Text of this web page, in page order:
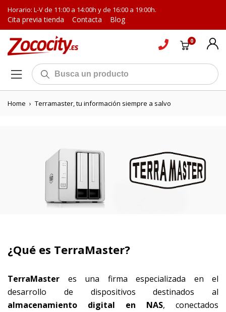
Horario: L-V de 11:00 a 14:00h y de 16:00 a 19:00h.
Cita previa tienda Contacta Blog
0
Home › Terramaster, tu información siempre a salvo
¿Qué es TerraMaster?
TerraMaster es una firma especializada en el
desarrollo de dispositivos destinados al
almacenamiento digital en NAS, conectados